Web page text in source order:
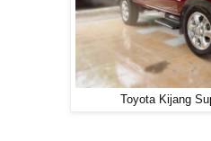
Toyota Kijang